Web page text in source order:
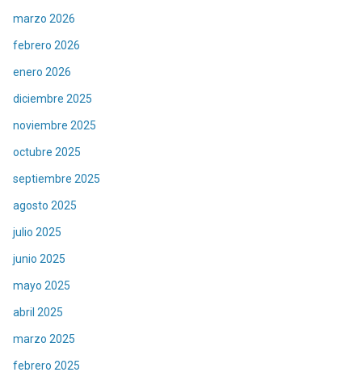
marzo 2026
febrero 2026
enero 2026
diciembre 2025
noviembre 2025
octubre 2025
septiembre 2025
agosto 2025
julio 2025
junio 2025
mayo 2025
abril 2025
marzo 2025
febrero 2025